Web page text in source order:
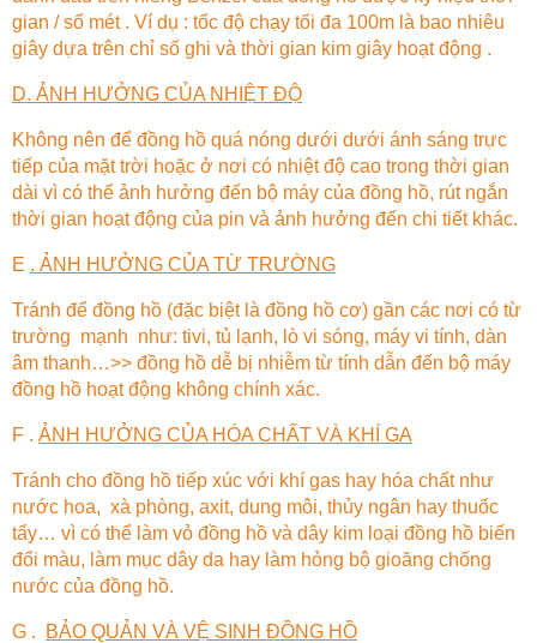
gian / số mét . Ví dụ : tốc độ chạy tối đa 100m là bao nhiêu
giây dựa trên chỉ số ghi và thời gian kim giây hoạt động .
D. ẢNH HƯỞNG CỦA NHIỆT ĐỘ
Không nên để đồng hồ quá nóng dưới dưới ánh sáng trực
tiếp của mặt trời hoặc ở nơi có nhiệt độ cao trong thời gian
dài vì có thể ảnh hưởng đến bộ máy của đồng hồ, rút ngắn
thời gian hoạt động của pin và ảnh hưởng đến chi tiết khác.
E . ẢNH HƯỞNG CỦA TỪ TRƯỜNG
Tránh để đồng hồ (đặc biệt là đồng hồ cơ) gần các nơi có từ
trường mạnh như: tivi, tủ lạnh, lò vi sóng, máy vi tính, dàn
âm thanh…>> đồng hồ dễ bị nhiễm từ tính dẫn đến bộ máy
đồng hồ hoạt động không chính xác.
F . ẢNH HƯỞNG CỦA HÓA CHẤT VÀ KHÍ GA
Tránh cho đồng hồ tiếp xúc với khí gas hay hóa chất như
nước hoa, xà phòng, axit, dung môi, thủy ngân hay thuốc
tẩy… vì có thể làm vỏ đồng hồ và dây kim loại đồng hồ biến
đổi màu, làm mục dây da hay làm hỏng bộ gioăng chống
nước của đồng hồ.
G . BẢO QUẢN VÀ VỆ SINH ĐỒNG HỒ